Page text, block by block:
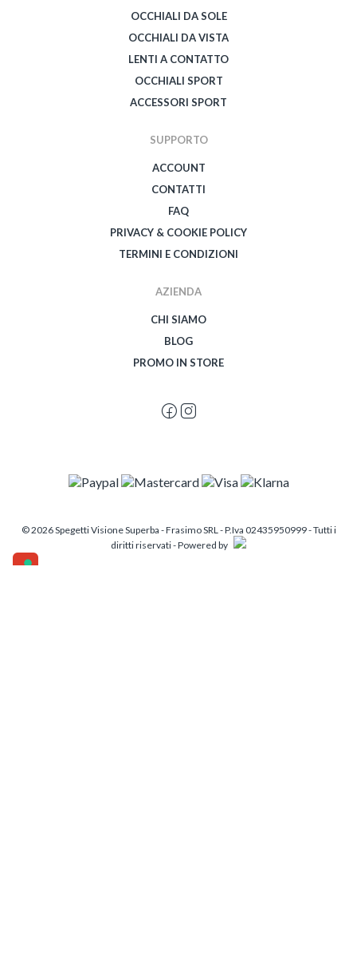
OCCHIALI DA SOLE
OCCHIALI DA VISTA
LENTI A CONTATTO
OCCHIALI SPORT
ACCESSORI SPORT
SUPPORTO
ACCOUNT
CONTATTI
FAQ
PRIVACY & COOKIE POLICY
TERMINI E CONDIZIONI
AZIENDA
CHI SIAMO
BLOG
PROMO IN STORE
© 2026 Spegetti Visione Superba - Frasimo SRL - P.Iva 02435950999 - Tutti i
diritti riservati - Powered by